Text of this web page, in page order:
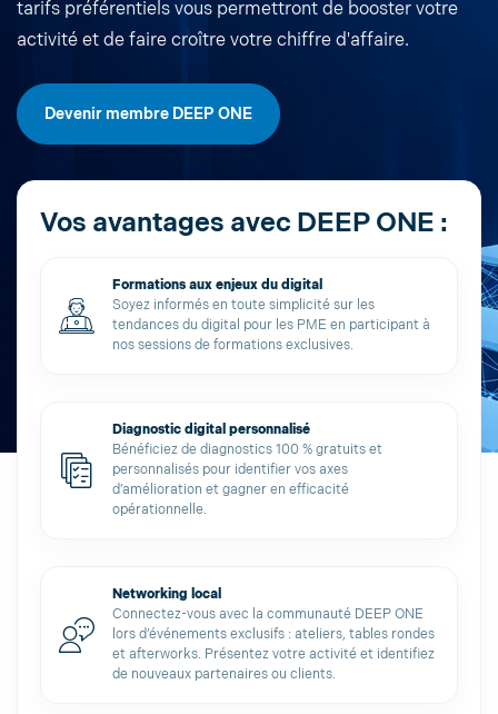
tarifs préférentiels vous permettront de booster votre
activité et de faire croître votre chiffre d'affaire.
Devenir membre DEEP ONE
Vos avantages avec DEEP ONE :
Formations aux enjeux du digital
Soyez informés en toute simplicité sur les
tendances du digital pour les PME en participant à
nos sessions de formations exclusives.
Diagnostic digital personnalisé
Bénéficiez de diagnostics 100 % gratuits et
personnalisés pour identifier vos axes
d’amélioration et gagner en efficacité
opérationnelle.
Networking local
Connectez-vous avec la communauté DEEP ONE
lors d’événements exclusifs : ateliers, tables rondes
et afterworks. Présentez votre activité et identifiez
de nouveaux partenaires ou clients.